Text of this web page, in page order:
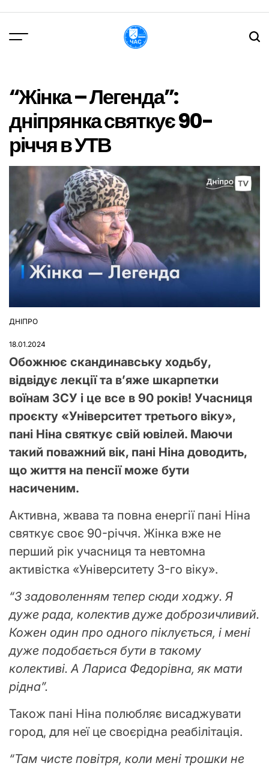
вмісту
“Жінка – Легенда”:
дніпрянка святкує 90-
річчя в УТВ
ОПУБЛІКУВАТИ
ДНІПРО
18.01.2024
Обожнює скандинавську ходьбу,
відвідує лекції та в’яже шкарпетки
воїнам ЗСУ і це все в 90 років! Учасниця
проєкту «Університет третього віку»,
пані Ніна святкує свій ювілей. Маючи
такий поважний вік, пані Ніна доводить,
що життя на пенсії може бути
насиченим.
Активна, жвава та повна енергії пані Ніна
святкує своє 90-річчя. Жінка вже не
перший рік учасниця та невтомна
активістка «Університету 3-го віку».
“З задоволенням тепер сюди ходжу. Я
дуже рада, колектив дуже доброзичливий.
Кожен один про одного піклується, і мені
дуже подобається бути в такому
колективі. А Лариса Федорівна, як мати
рідна”.
Також пані Ніна полюбляє висаджувати
город, для неї це своєрідна реабілітація.
“Там чисте повітря, коли мені трошки не